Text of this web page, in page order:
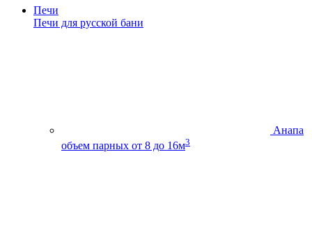
Печи
Печи для русской бани
Анапа
объем парных от 8 до 16м3